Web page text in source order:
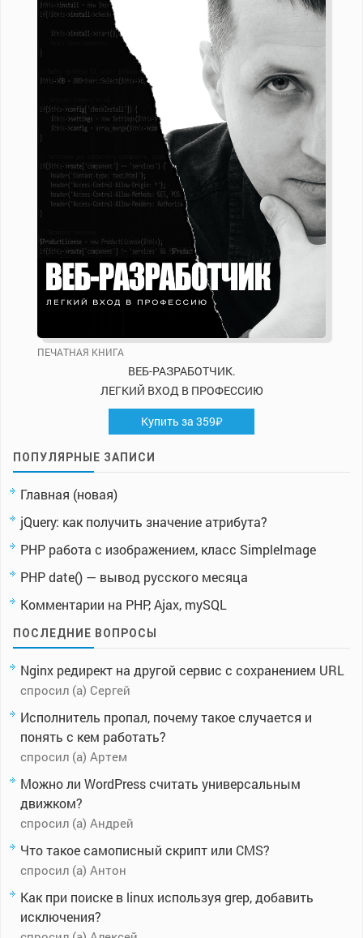
ПЕЧАТНАЯ КНИГА
ВЕБ-РАЗРАБОТЧИК.
ЛЕГКИЙ ВХОД В ПРОФЕССИЮ
Купить за 359₽
ПОПУЛЯРНЫЕ ЗАПИСИ
Главная (новая)
jQuery: как получить значение атрибута?
PHP работа с изображением, класс SimpleImage
PHP date() — вывод русского месяца
Комментарии на PHP, Ajax, mySQL
ПОСЛЕДНИЕ ВОПРОСЫ
Nginx редирект на другой сервис с сохранением URL
спросил (а) Сергей
Исполнитель пропал, почему такое случается и
понять с кем работать?
спросил (а) Артем
Можно ли WordPress считать универсальным
движком?
спросил (а) Андрей
Что такое самописный скрипт или CMS?
спросил (а) Антон
Как при поиске в linux используя grep, добавить
исключения?